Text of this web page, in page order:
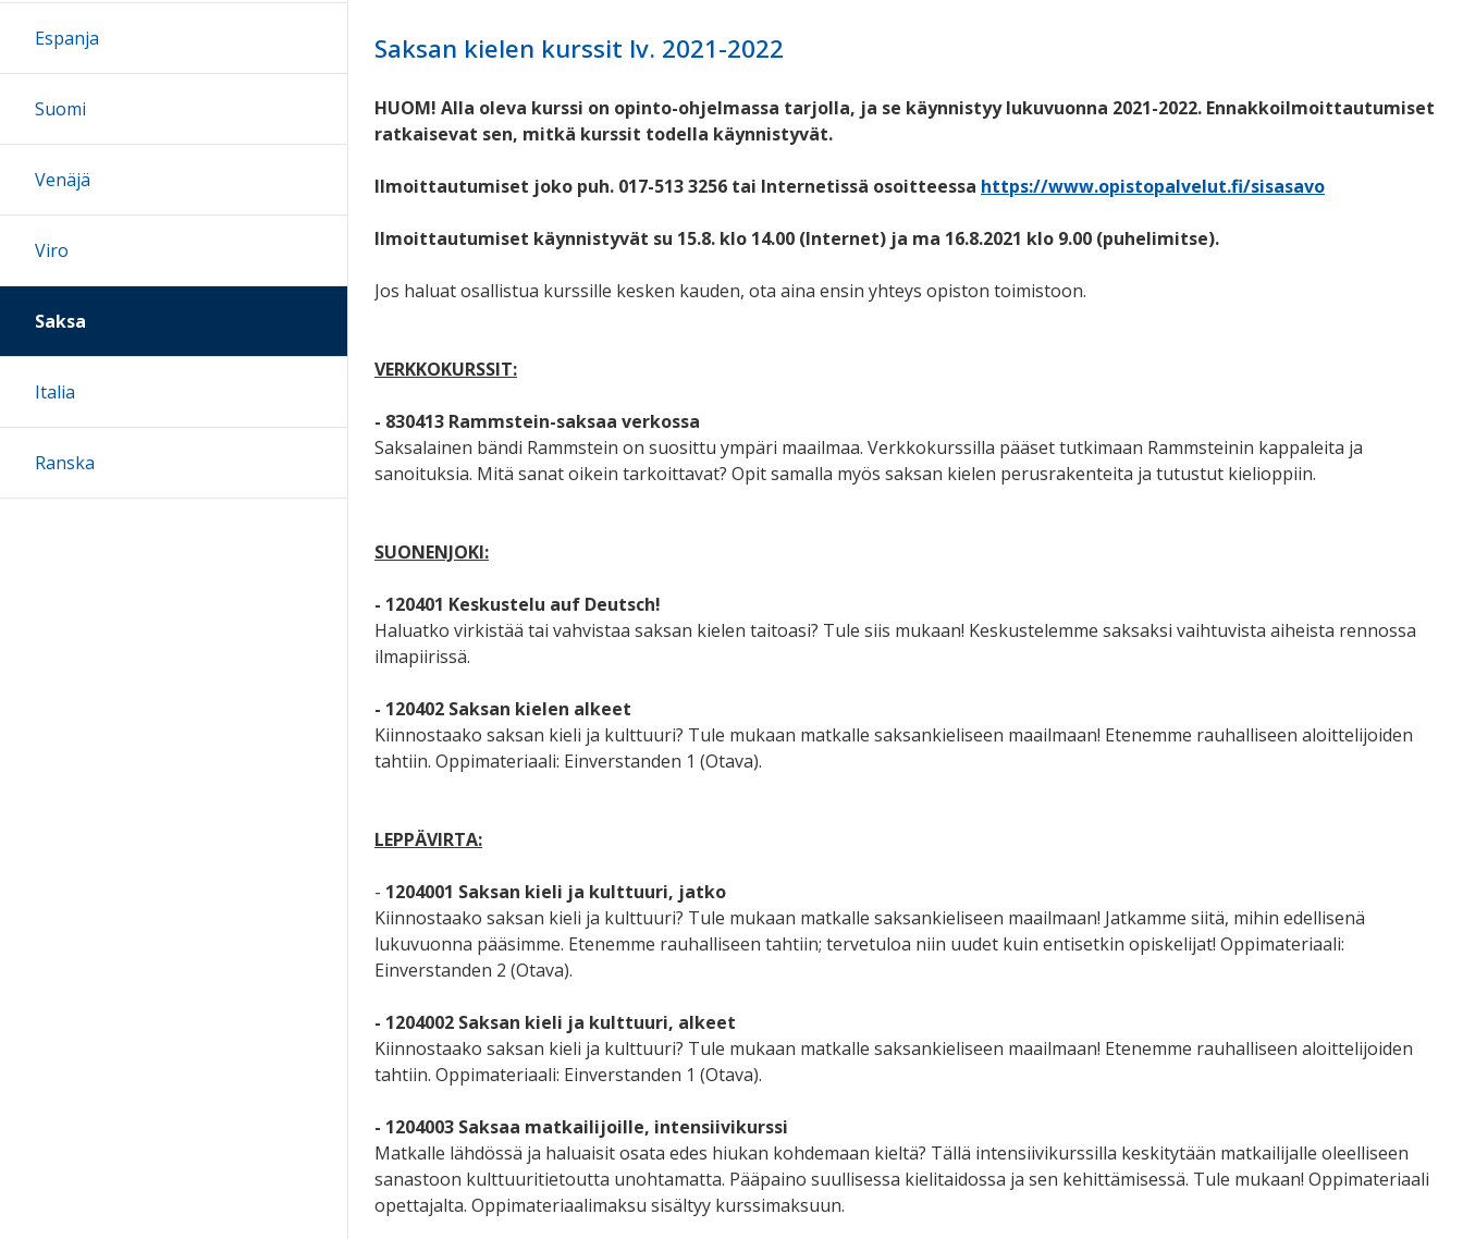
Saksan kielen kurssit lv. 2021-2022
HUOM! Alla oleva kurssi on opinto-ohjelmassa tarjolla, ja se käynnistyy lukuvuonna 2021-2022. Ennakkoilmoittautumiset
ratkaisevat sen, mitkä kurssit todella käynnistyvät.
Ilmoittautumiset joko puh. 017-513 3256 tai Internetissä osoitteessa https://www.opistopalvelut.fi/sisasavo
Ilmoittautumiset käynnistyvät su 15.8. klo 14.00 (Internet) ja ma 16.8.2021 klo 9.00 (puhelimitse).
Jos haluat osallistua kurssille kesken kauden, ota aina ensin yhteys opiston toimistoon.
VERKKOKURSSIT:
- 830413 Rammstein-saksaa verkossa
Saksalainen bändi Rammstein on suosittu ympäri maailmaa. Verkkokurssilla pääset tutkimaan Rammsteinin kappaleita ja
sanoituksia. Mitä sanat oikein tarkoittavat? Opit samalla myös saksan kielen perusrakenteita ja tutustut kielioppiin.
SUONENJOKI:
- 120401 Keskustelu auf Deutsch!
Haluatko virkistää tai vahvistaa saksan kielen taitoasi? Tule siis mukaan! Keskustelemme saksaksi vaihtuvista aiheista rennossa
ilmapiirissä.
- 120402 Saksan kielen alkeet
Kiinnostaako saksan kieli ja kulttuuri? Tule mukaan matkalle saksankieliseen maailmaan! Etenemme rauhalliseen aloittelijoiden
tahtiin. Oppimateriaali: Einverstanden 1 (Otava).
LEPPÄVIRTA:
- 1204001 Saksan kieli ja kulttuuri, jatko
Kiinnostaako saksan kieli ja kulttuuri? Tule mukaan matkalle saksankieliseen maailmaan! Jatkamme siitä, mihin edellisenä
lukuvuonna pääsimme. Etenemme rauhalliseen tahtiin; tervetuloa niin uudet kuin entisetkin opiskelijat! Oppimateriaali:
Einverstanden 2 (Otava).
- 1204002 Saksan kieli ja kulttuuri, alkeet
Kiinnostaako saksan kieli ja kulttuuri? Tule mukaan matkalle saksankieliseen maailmaan! Etenemme rauhalliseen aloittelijoiden
tahtiin. Oppimateriaali: Einverstanden 1 (Otava).
- 1204003 Saksaa matkailijoille, intensiivikurssi
Matkalle lähdössä ja haluaisit osata edes hiukan kohdemaan kieltä? Tällä intensiivikurssilla keskitytään matkailijalle oleelliseen
sanastoon kulttuuritietoutta unohtamatta. Pääpaino suullisessa kielitaidossa ja sen kehittämisessä. Tule mukaan! Oppimateriaali
opettajalta. Oppimateriaalimaksu sisältyy kurssimaksuun.
Espanja
Suomi
Venäjä
Viro
Saksa
Italia
Ranska